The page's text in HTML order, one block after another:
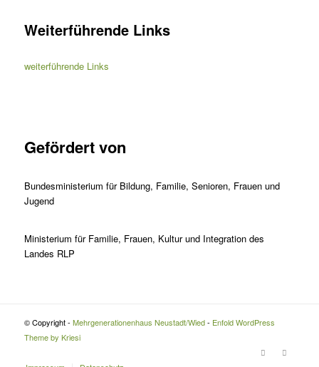
Weiterführende Links
weiterführende Links
Gefördert von
Bundesministerium für Bildung, Familie, Senioren, Frauen und
Jugend
Ministerium für Familie, Frauen, Kultur und Integration des
Landes RLP
© Copyright - Mehrgenerationenhaus Neustadt/Wied- Enfold WordPress
Theme by Kriesi